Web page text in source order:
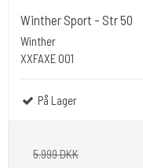
Winther Sport - Str 50
Winther
XXFAXE 001
På Lager
5.999 DKK